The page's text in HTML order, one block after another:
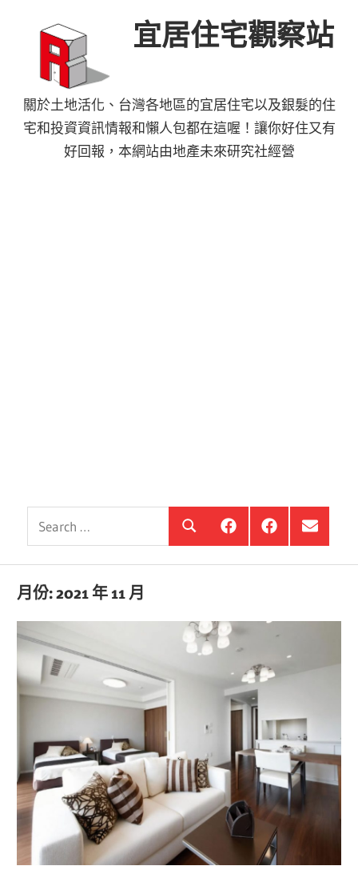
宜居住宅觀察站
關於土地活化、台灣各地區的宜居住宅以及銀髮的住
宅和投資資訊情報和懶人包都在這喔！讓你好住又有
好回報，本網站由地產未來研究社經營
Search
銀
髮
住
宅
投
資
銀
髮,
海
選
單
項
目
月份:2021 年 11 月